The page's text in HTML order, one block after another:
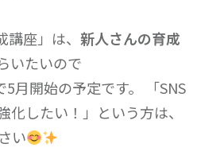
講座」は、 新人さんの育成
いたいので
月開始の予定です。 「SNS
化したい！」という方は、
い